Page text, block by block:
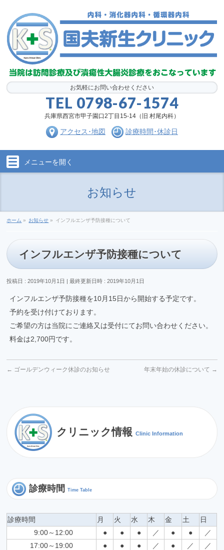
お気軽にお問い合わせください
TEL 0798-67-1574
兵庫県西宮市甲子園口2丁目15-14（旧 村尾内科）
アクセス･地図 診療時間･休診日
メニューを開く
お知らせ
ホーム » お知らせ » インフルエンザ予防接種について
インフルエンザ予防接種について
投稿日 : 2019年10月1日 最終更新日時 : 2019年10月1日
インフルエンザ予防接種を10月15日から開始する予定です。
予約を受け付けております。
ご希望の方は当院にご連絡又は受付にてお問い合わせください。
料金は2,700円です。
← ゴールデンウィーク休診のお知らせ 年末年始の休診について →
クリニック情報Clinic Information
診療時間Time Table
診療時間 月 火 水 木 金 土
日
9:00～12:00
● ● ● ／ ● ●
／
17:00～19:00
● ● ● ／ ● ／ ／